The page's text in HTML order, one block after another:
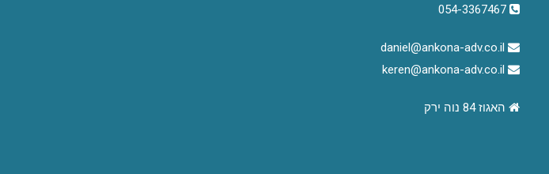
daniel@ankona-adv.co.il
keren@ankona-adv.co.il
האגוז 84 נוה ירק